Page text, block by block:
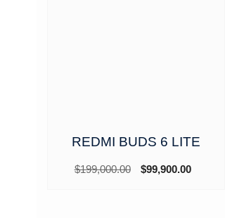
REDMI BUDS 6 LITE
$199,000.00
El$99,900.00